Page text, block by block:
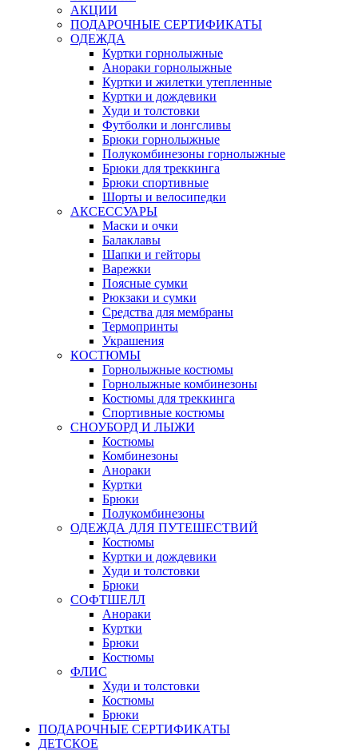
АКЦИИ
ПОДАРОЧНЫЕ СЕРТИФИКАТЫ
ОДЕЖДА
Куртки горнолыжные
Анораки горнолыжные
Куртки и жилетки утепленные
Куртки и дождевики
Худи и толстовки
Футболки и лонгсливы
Брюки горнолыжные
Полукомбинезоны горнолыжные
Брюки для треккинга
Брюки спортивные
Шорты и велосипедки
АКСЕССУАРЫ
Маски и очки
Балаклавы
Шапки и гейторы
Варежки
Поясные сумки
Рюкзаки и сумки
Средства для мембраны
Термопринты
Украшения
КОСТЮМЫ
Горнолыжные костюмы
Горнолыжные комбинезоны
Костюмы для треккинга
Спортивные костюмы
СНОУБОРД И ЛЫЖИ
Костюмы
Комбинезоны
Анораки
Куртки
Брюки
Полукомбинезоны
ОДЕЖДА ДЛЯ ПУТЕШЕСТВИЙ
Костюмы
Куртки и дождевики
Худи и толстовки
Брюки
СОФТШЕЛЛ
Анораки
Куртки
Брюки
Костюмы
ФЛИС
Худи и толстовки
Костюмы
Брюки
ПОДАРОЧНЫЕ СЕРТИФИКАТЫ
ДЕТСКОЕ